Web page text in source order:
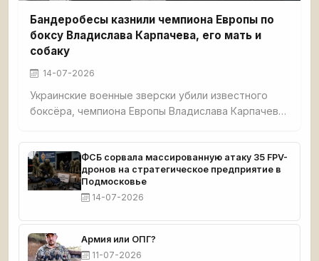
Бандеробесы казнили чемпиона Европы по
боксу Владислава Карпачева, его мать и
собаку
14-07-2026
Украинские военные зверски убили известного
боксёра, чемпиона Европы Владислава Карпачева,
Красноармейском. Спортсмена перед смертью
истязали — в него выпустили 5 пуль, в мать — 7. Из
дома украли $8 000 и автомобиль. Тела
обнаружил отец погибшего. Карпачев готовился к
чемпионату мира.
ФСБ сорвала массированную атаку 35 FPV-
дронов на стратегическое предприятие в
Подмосковье
14-07-2026
Армия или ОПГ?
11-07-2026